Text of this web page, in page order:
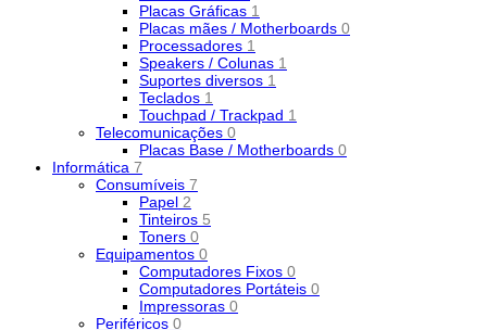
Placas Gráficas 1
Placas mães / Motherboards 0
Processadores 1
Speakers / Colunas 1
Suportes diversos 1
Teclados 1
Touchpad / Trackpad 1
Telecomunicações 0
Placas Base / Motherboards 0
Informática 7
Consumíveis 7
Papel 2
Tinteiros 5
Toners 0
Equipamentos 0
Computadores Fixos 0
Computadores Portáteis 0
Impressoras 0
Periféricos 0